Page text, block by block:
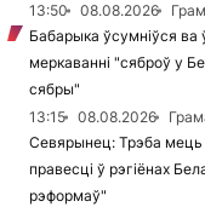
13:50
08.08.2026
Бабарыка ўсумніўся
меркаванні "сяброў у
сябры"
13:15
08.08.2026
Севярынец: Трэба
правесці ў рэгіёнах
рэформаў"